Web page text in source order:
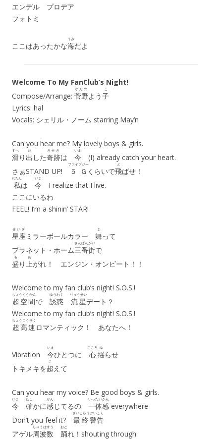
エンデル プロデア
フォトミ
ここはあったかな海
うみ
だよ
Welcome To My FanClub’s Night!
Compose/Arrange: 菅野
かんの
よう子
こ
Lyrics: hal
Vocals: シェリル・ノーム starring May’n
Can you hear me? My lovely boys & girls.
滑
すべ
り 出
だ
した奇跡
きせき
は 今
いま
(I) already catch your heart.
さぁSTAND UP!
５Ｇ
ファイブジー
くらいで飛
と
ばせ！
私
わたし
は 今
いま
I realize that I live.
ここにいるわ
FEEL! I’m a shinin’ STAR!
星座
せいざ
ミラーボールカラー 舞
ま
って
プラネット・ホーム三番街
さんばんがい
で
盛
も
り上
あ
がれ！ エンジン・オンビート！！
Welcome to my fan club’s night! S.O.S.!
超空間
ちょうくうかん
で 誘惑
ゆうわく
流星
りゅうせい
デート？
Welcome to my fan club’s night! S.O.S.!
超高速
ちょうこうそく
ロマンティック！ あなたへ！
Vibration 今
いま
ひとつに 心
こころ
揺
ゆ
らせ
トキメキを超
こ
えて
Can you hear my voice? Be good boys & girls.
今
いま
確
たし
かに感
かん
じてるの 一体感
いったいかん
everywhere
Don’t you feel it? 最終
さいしゅう
警告
けいこく
アゲル周波数
しゅうはすう
踊
おど
れ！shouting through